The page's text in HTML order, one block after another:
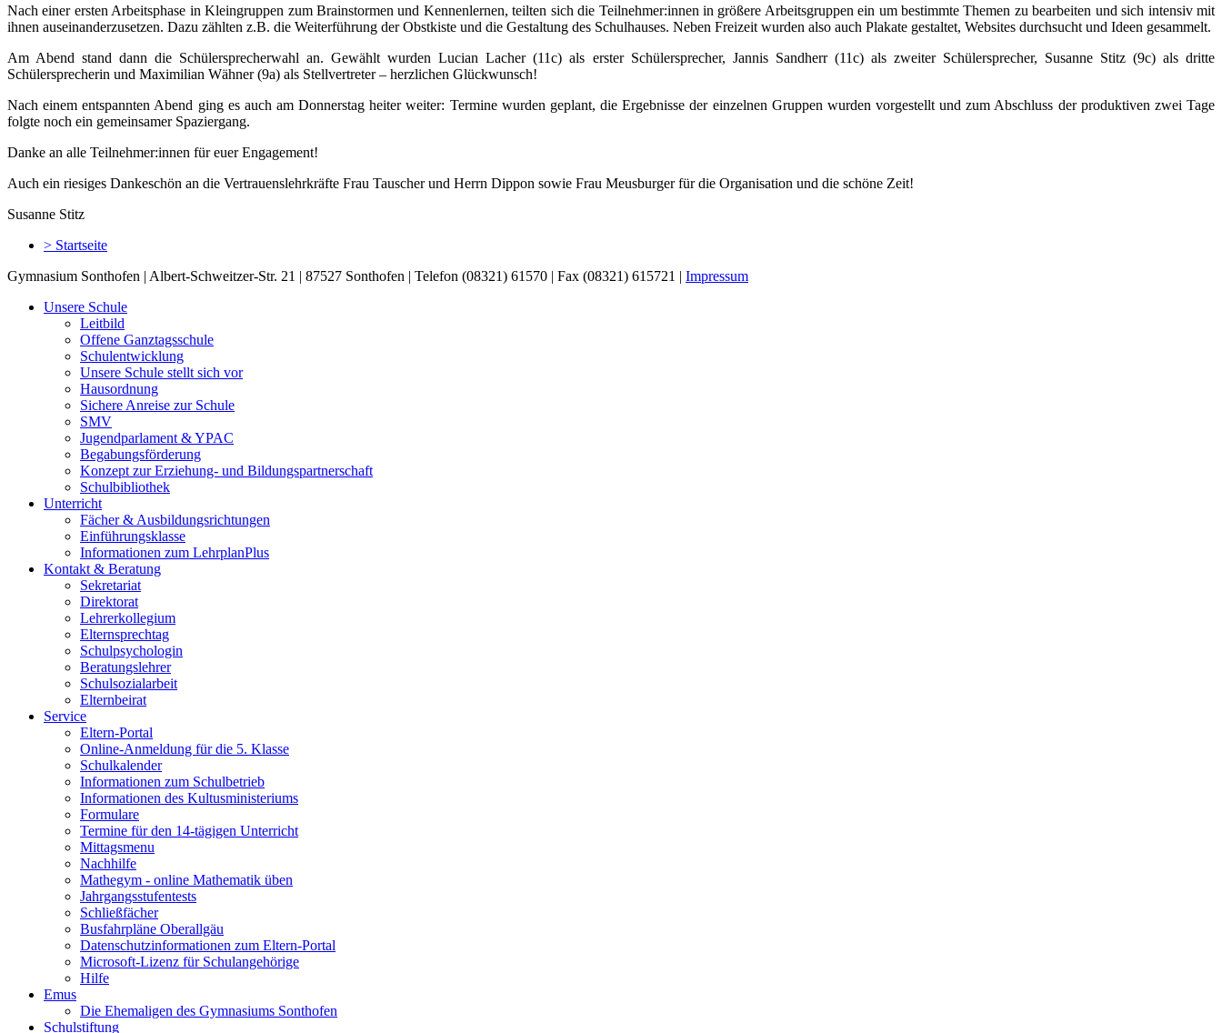
Nach einer ersten Arbeitsphase in Kleingruppen zum Brainstormen und Kennenlernen, teilten sich die Teilnehmer:innen in größere Arbeitsgruppen ein um bestimmte Themen zu bearbeiten und sich intensiv mit
ihnen auseinanderzusetzen. Dazu zählten z.B. die Weiterführung der Obstkiste und die Gestaltung des Schulhauses. Neben Freizeit wurden also auch Plakate gestaltet, Websites durchsucht und Ideen gesammelt.
Am Abend stand dann die Schülersprecherwahl an. Gewählt wurden Lucian Lacher (11c) als erster Schülersprecher, Jannis Sandherr (11c) als zweiter Schülersprecher, Susanne Stitz (9c) als dritte
Schülersprecherin und Maximilian Wähner (9a) als Stellvertreter – herzlichen Glückwunsch!
Nach einem entspannten Abend ging es auch am Donnerstag heiter weiter: Termine wurden geplant, die Ergebnisse der einzelnen Gruppen wurden vorgestellt und zum Abschluss der produktiven zwei Tage
folgte noch ein gemeinsamer Spaziergang.
Danke an alle Teilnehmer:innen für euer Engagement!
Auch ein riesiges Dankeschön an die Vertrauenslehrkräfte Frau Tauscher und Herrn Dippon sowie Frau Meusburger für die Organisation und die schöne Zeit!
Susanne Stitz
> Startseite
Gymnasium Sonthofen | Albert-Schweitzer-Str. 21 | 87527 Sonthofen | Telefon (08321) 61570 | Fax (08321) 615721 | Impressum
Unsere Schule
Leitbild
Offene Ganztagsschule
Schulentwicklung
Unsere Schule stellt sich vor
Hausordnung
Sichere Anreise zur Schule
SMV
Jugendparlament & YPAC
Begabungsförderung
Konzept zur Erziehung- und Bildungspartnerschaft
Schulbibliothek
Unterricht
Fächer & Ausbildungsrichtungen
Einführungsklasse
Informationen zum LehrplanPlus
Kontakt & Beratung
Sekretariat
Direktorat
Lehrerkollegium
Elternsprechtag
Schulpsychologin
Beratungslehrer
Schulsozialarbeit
Elternbeirat
Service
Eltern-Portal
Online-Anmeldung für die 5. Klasse
Schulkalender
Informationen zum Schulbetrieb
Informationen des Kultusministeriums
Formulare
Termine für den 14-tägigen Unterricht
Mittagsmenu
Nachhilfe
Mathegym - online Mathematik üben
Jahrgangsstufentests
Schließfächer
Busfahrpläne Oberallgäu
Datenschutzinformationen zum Eltern-Portal
Microsoft-Lizenz für Schulangehörige
Hilfe
Emus
Die Ehemaligen des Gymnasiums Sonthofen
Schulstiftung